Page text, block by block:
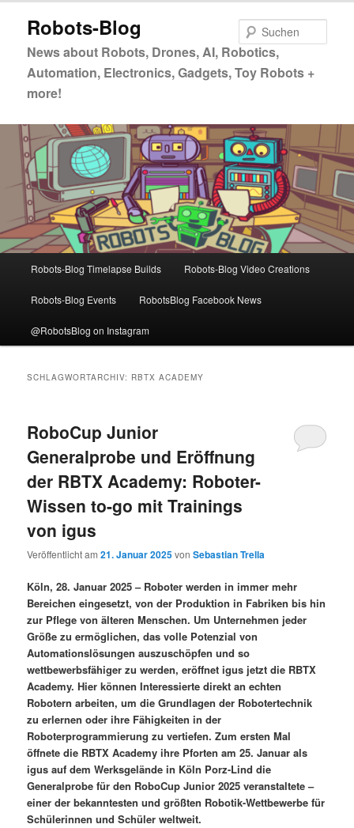
primären
springen
sekundären
springen
Robots-Blog
News about Robots, Drones, AI, Robotics,
Automation, Electronics, Gadgets, Toy Robots +
more!
Robots-Blog Timelapse Builds Robots-Blog Video Creations
Robots-Blog Events RobotsBlog Facebook News
@RobotsBlog on Instagram
SCHLAGWORTARCHIV: RBTX ACADEMY
RoboCup Junior
Generalprobe und Eröffnung
der RBTX Academy: Roboter-
Wissen to-go mit Trainings
von igus
Veröffentlicht am21. Januar 2025vonSebastian Trella
Köln, 28. Januar 2025 – Roboter werden in immer mehr
Bereichen eingesetzt, von der Produktion in Fabriken bis hin
zur Pflege von älteren Menschen. Um Unternehmen jeder
Größe zu ermöglichen, das volle Potenzial von
Automationslösungen auszuschöpfen und so
wettbewerbsfähiger zu werden, eröffnet igus jetzt die RBTX
Academy. Hier können Interessierte direkt an echten
Robotern arbeiten, um die Grundlagen der Robotertechnik
zu erlernen oder ihre Fähigkeiten in der
Roboterprogrammierung zu vertiefen. Zum ersten Mal
öffnete die RBTX Academy ihre Pforten am 25. Januar als
igus auf dem Werksgelände in Köln Porz-Lind die
Generalprobe für den RoboCup Junior 2025 veranstaltete –
einer der bekanntesten und größten Robotik-Wettbewerbe für
Schülerinnen und Schüler weltweit.